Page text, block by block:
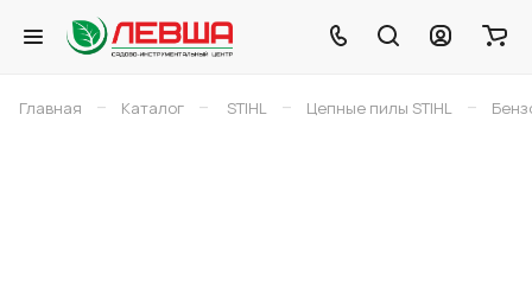
Главная – Каталог – STIHL – Цепные пилы STIHL –